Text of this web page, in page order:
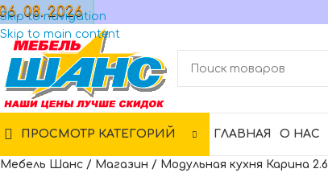
Skip to navigation
Skip to main content
ПРОСМОТР КАТЕГОРИЙ ГЛАВНАЯ О НАС
Мебель Шанс / Магазин / Модульная кухня Карина 2.6
08. 2026